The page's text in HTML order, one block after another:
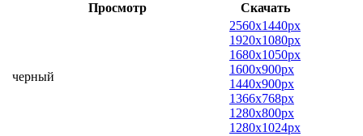
Просмотр
Скачать
черный
2560x1440px
1920x1080px
1680x1050px
1600x900px
1440x900px
1366x768px
1280x800px
1280x1024px